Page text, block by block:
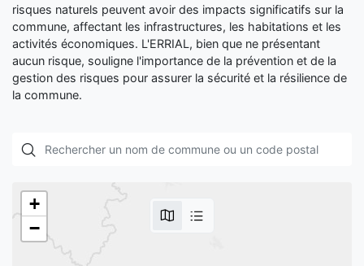
risques naturels peuvent avoir des impacts significatifs sur la
commune, affectant les infrastructures, les habitations et les
activités économiques. L'ERRIAL, bien que ne présentant
aucun risque, souligne l'importance de la prévention et de la
gestion des risques pour assurer la sécurité et la résilience de
la commune.
+
−